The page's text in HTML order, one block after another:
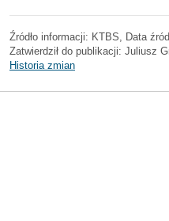
Źródło informacji: KTBS , Data
Zatwierdził do publikacji: Juliusz
Historia zmian